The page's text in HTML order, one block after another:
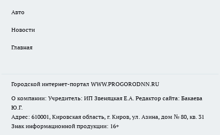
Авто
Новости
Главная
Городской интернет-портал WWW.PROGORODNN.RU
О компании: Учредитель: ИП Звеняцкая Е.А. Редактор сайта: Бакаева
Ю.Г.
Адрес: 610001, Кировская область, г. Киров, ул. Азина, дом № 80, кв. 31
Знак информационной продукции: 16+